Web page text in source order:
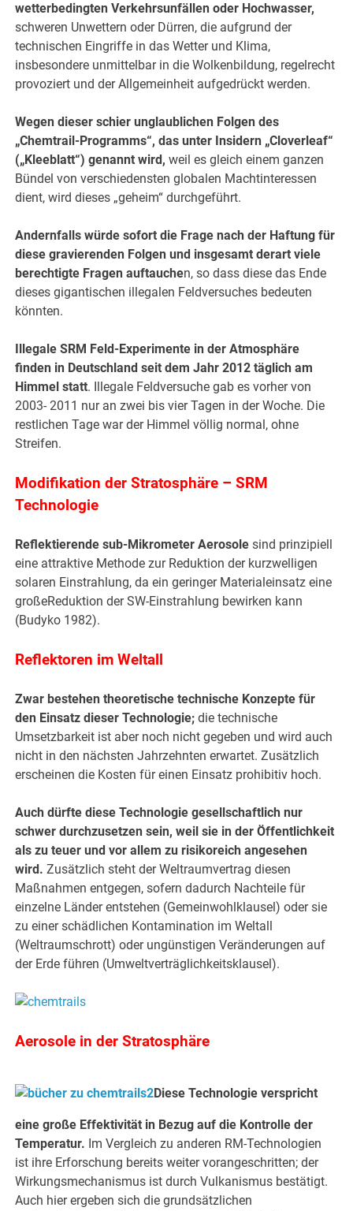
wetterbedingten Verkehrsunfällen oder Hochwasser,
schweren Unwettern oder Dürren, die aufgrund der
technischen Eingriffe in das Wetter und Klima,
insbesondere unmittelbar in die Wolkenbildung, regelrecht
provoziert und der Allgemeinheit aufgedrückt werden.
Wegen dieser schier unglaublichen Folgen des
„Chemtrail-Programms“, das unter Insidern „Cloverleaf“
(„Kleeblatt“) genannt wird, weil es gleich einem ganzen
Bündel von verschiedensten globalen Machtinteressen
dient, wird dieses „geheim“ durchgeführt.
Andernfalls würde sofort die Frage nach der Haftung für
diese gravierenden Folgen und insgesamt derart viele
berechtigte Fragen auftauchen, so dass diese das Ende
dieses gigantischen illegalen Feldversuches bedeuten
könnten.
Illegale SRM Feld-Experimente in der Atmosphäre
finden in Deutschland seit dem Jahr 2012 täglich am
Himmel statt. Illegale Feldversuche gab es vorher von
2003- 2011 nur an zwei bis vier Tagen in der Woche. Die
restlichen Tage war der Himmel völlig normal, ohne
Streifen.
Modifikation der Stratosphäre – SRM
Technologie
Reflektierende sub-Mikrometer Aerosole sind prinzipiell
eine attraktive Methode zur Reduktion der kurzwelligen
solaren Einstrahlung, da ein geringer Materialeinsatz eine
großeReduktion der SW-Einstrahlung bewirken kann
(Budyko 1982).
Reflektoren im Weltall
Zwar bestehen theoretische technische Konzepte für
den Einsatz dieser Technologie; die technische
Umsetzbarkeit ist aber noch nicht gegeben und wird auch
nicht in den nächsten Jahrzehnten erwartet. Zusätzlich
erscheinen die Kosten für einen Einsatz prohibitiv hoch.
Auch dürfte diese Technologie gesellschaftlich nur
schwer durchzusetzen sein, weil sie in der Öffentlichkeit
als zu teuer und vor allem zu risikoreich angesehen
wird. Zusätzlich steht der Weltraumvertrag diesen
Maßnahmen entgegen, sofern dadurch Nachteile für
einzelne Länder entstehen (Gemeinwohlklausel) oder sie
zu einer schädlichen Kontamination im Weltall
(Weltraumschrott) oder ungünstigen Veränderungen auf
der Erde führen (Umweltverträglichkeitsklausel).
Aerosole in der Stratosphäre
Diese Technologie verspricht
eine große Effektivität in Bezug auf die Kontrolle der
Temperatur. Im Vergleich zu anderen RM-Technologien
ist ihre Erforschung bereits weiter vorangeschritten; der
Wirkungsmechanismus ist durch Vulkanismus bestätigt.
Auch hier ergeben sich die grundsätzlichen